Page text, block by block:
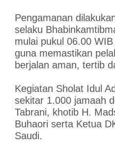
Pengamanan
selaku
mulai pukul 06.00
guna memastikan
berjalan aman, tertib
Kegiatan Sholat Idul
sekitar 1.000 jamaah
Tabrani, khotib H.
Buhaori serta Ketua
Saudi.